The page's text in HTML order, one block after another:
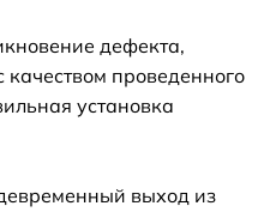
дефекта,
проведенного
установка
выход из